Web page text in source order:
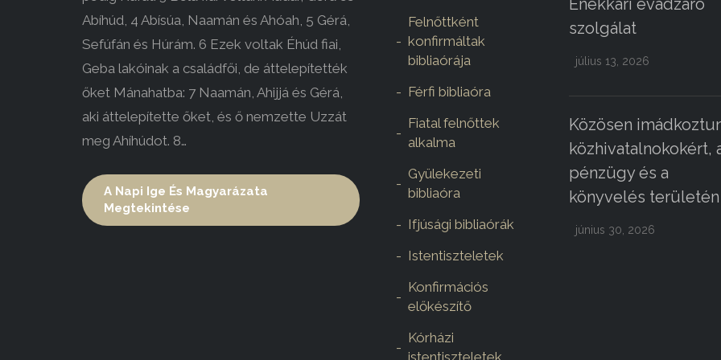
Abíhúd, 4 Abísúa, Naamán és Ahóah, 5 Gérá,
Sefúfán és Húrám. 6 Ezek voltak Éhúd fiai,
Geba lakóinak a családfői, de áttelepítették
őket Mánahatba: 7 Naamán, Ahijjá és Gérá,
aki áttelepítette őket, és ő nemzette Uzzát
meg Ahíhúdot. 8…
A Napi Ige És Magyarázata
Megtekintése
Felnőttként
konfirmáltak
bibliaórája
Férfi bibliaóra
Fiatal felnőttek
alkalma
Gyülekezeti
bibliaóra
Ifjúsági bibliaórák
Istentiszteletek
Konfirmációs
előkészítő
Kórházi
Énekkari évadzáró
szolgálat
július 13, 2026
Közösen
közhivatalnokokért,
pénzügy és a
könyvelés területén
június 30, 2026